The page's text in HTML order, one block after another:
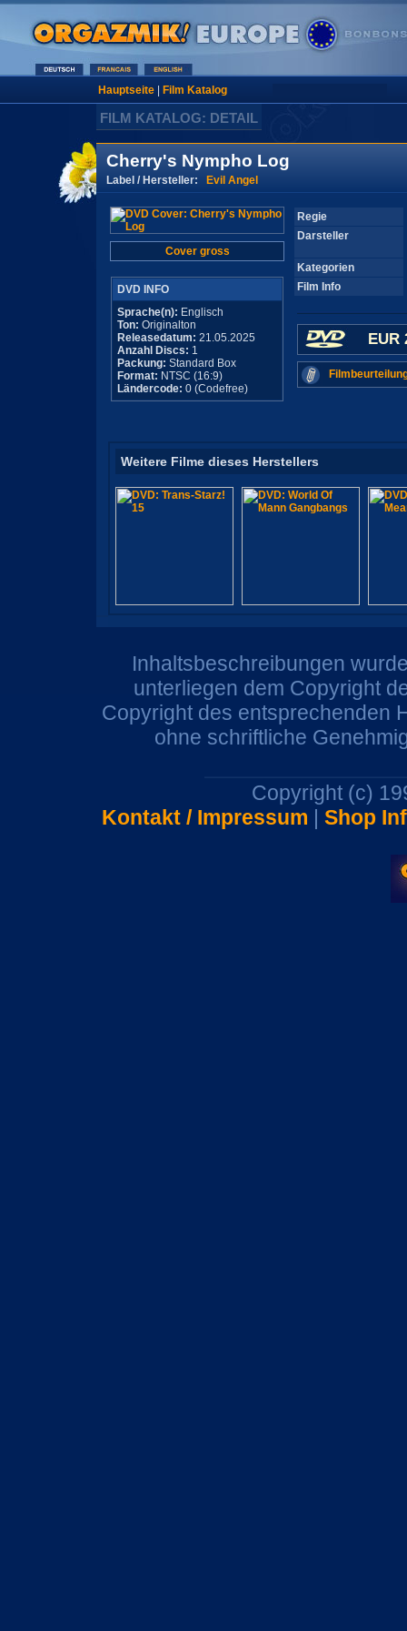
Hauptseite| Film Katalog
FILM KATALOG: DETAIL
Cherry's Nympho Log
Label / Hersteller: Evil Angel
Cover gross
DVD INFO
Sprache(n): Englisch
Ton: Originalton
Releasedatum: 21.05.2025
Anzahl Discs: 1
Packung: Standard Box
Format: NTSC (16:9)
Ländercode: 0 (Codefree)
Regie
Darsteller
Kategorien
Film Info
EUR
Weitere Filme dieses Herstellers
Inhaltsbeschreibungen
unterliegen dem Copyright
Copyright des entsprechenden
ohne schriftliche
Copyright (c)
Kontakt / Impressum | Shop